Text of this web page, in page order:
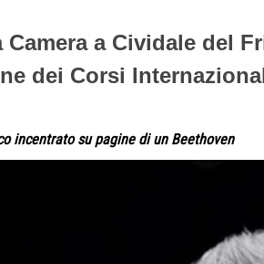
Camera a Cividale del
dei Corsi
incentrato su pagine di un Beethoven